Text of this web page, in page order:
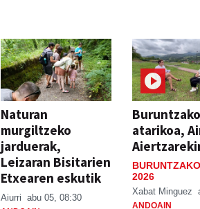
Naturan
murgiltzeko
jarduerak,
Leizaran Bisitarien
Etxearen eskutik
Aiurri abu 05, 08:30
atarikoa,
2026
Xabat Minguez
ANDOAIN